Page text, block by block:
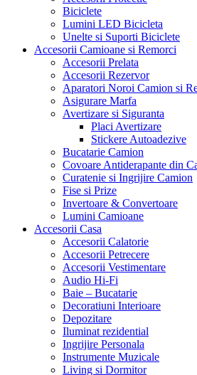
Biciclete
Lumini LED Bicicleta
Unelte si Suporti Biciclete
Accesorii Camioane si Remorci
Accesorii Prelata
Accesorii Rezervor
Aparatori Noroi Camion si
Asigurare Marfa
Avertizare si Siguranta
Placi Avertizare
Stickere Autoadezive
Bucatarie Camion
Covoare Antiderapante din
Curatenie si Ingrijire Camion
Fise si Prize
Invertoare & Convertoare
Lumini Camioane
Accesorii Casa
Accesorii Calatorie
Accesorii Petrecere
Accesorii Vestimentare
Audio Hi-Fi
Baie – Bucatarie
Decoratiuni Interioare
Depozitare
Iluminat rezidential
Ingrijire Personala
Instrumente Muzicale
Living si Dormitor